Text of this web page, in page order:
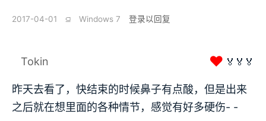
2017-04-01 ⫑ Windows 7 登录以回复
Tokin ❤ 🏅🏅🏅
昨天去看了，快结束的时候鼻子有点酸，但是出来
之后就在想里面的各种情节，感觉有好多硬伤- -